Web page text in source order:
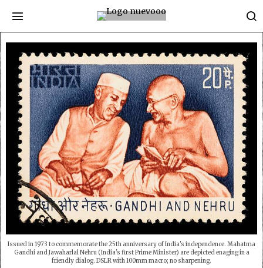
Issued in 1973 to commemorate the 25th anniversary of India's independence. Mahatma
Gandhi and Jawaharlal Nehru (India's first Prime Minister) are depicted enaging in a
friendly dialog. DSLR with 100mm macro; no sharpening.